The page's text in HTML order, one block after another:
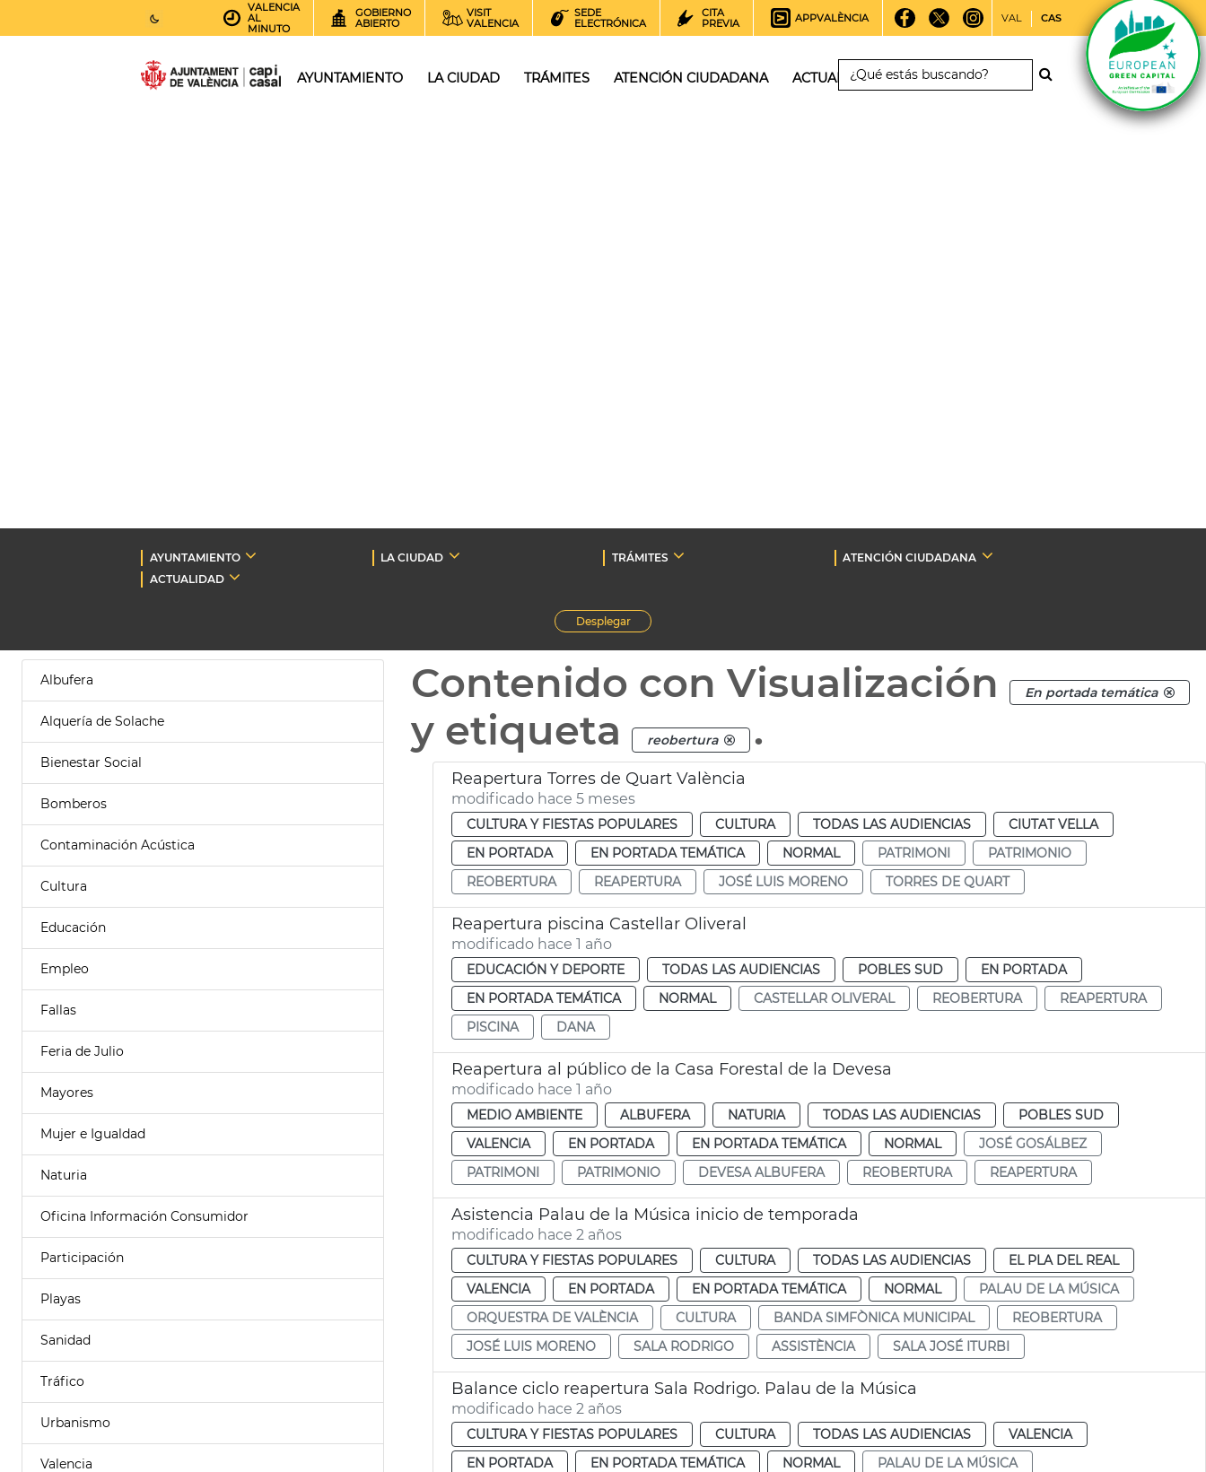
AEMET.GRADOS
VALENCIA
AL
MINUTO
GOBIERNO
ABIERTO
VISIT
VALENCIA
SEDE
ELECTRÓNICA
CITA
PREVIA
APPVALÈNCIA VAL CAS
AYUNTAMIENTO LA CIUDAD TRÁMITES ATENCIÓN CIUDADANA ACTUALIDAD
AYUNTAMIENTO LA CIUDAD TRÁMITES
ATENCIÓN CIUDADANA
ACTUALIDAD
Desplegar
Albufera
Alquería de Solache
Bienestar Social
Bomberos
Contaminación Acústica
Cultura
Educación
Empleo
Fallas
Feria de Julio
Mayores
Mujer e Igualdad
Naturia
Oficina Información Consumidor
Participación
Playas
Sanidad
Tráfico
Urbanismo
Valencia
Contenido con Visualización En portada temática
y etiqueta reobertura .
Reapertura Torres de Quart València
modificado hace 5 meses
CULTURA Y FIESTAS POPULARES CULTURA TODAS LAS AUDIENCIAS
CIUTAT VELLA
EN PORTADA
EN PORTADA TEMÁTICA NORMAL PATRIMONI
PATRIMONIO
REOBERTURA
REAPERTURA JOSÉ LUIS MORENO TORRES DE QUART
Reapertura piscina Castellar Oliveral
modificado hace 1 año
EDUCACIÓN Y DEPORTE TODAS LAS AUDIENCIAS POBLES SUD
EN PORTADA
EN PORTADA TEMÁTICA
NORMAL CASTELLAR OLIVERAL REOBERTURA
REAPERTURA
PISCINA
DANA
Reapertura al público de la Casa Forestal de la Devesa
modificado hace 1 año
MEDIO AMBIENTE ALBUFERA NATURIA TODAS LAS AUDIENCIAS
POBLES SUD
VALENCIA
EN PORTADA EN PORTADA TEMÁTICA NORMAL
JOSÉ GOSÁLBEZ
PATRIMONI
PATRIMONIO DEVESA ALBUFERA REOBERTURA REAPERTURA
Asistencia Palau de la Música inicio de temporada
modificado hace 2 años
CULTURA Y FIESTAS POPULARES CULTURA TODAS LAS AUDIENCIAS
EL PLA DEL REAL
VALENCIA
EN PORTADA EN PORTADA TEMÁTICA NORMAL
PALAU DE LA MÚSICA
ORQUESTRA DE VALÈNCIA
CULTURA BANDA SIMFÒNICA MUNICIPAL
REOBERTURA
JOSÉ LUIS MORENO
SALA RODRIGO ASSISTÈNCIA SALA JOSÉ ITURBI
Balance ciclo reapertura Sala Rodrigo. Palau de la Música
modificado hace 2 años
CULTURA Y FIESTAS POPULARES CULTURA TODAS LAS AUDIENCIAS
VALENCIA
EN PORTADA
EN PORTADA TEMÁTICA NORMAL
PALAU DE LA MÚSICA